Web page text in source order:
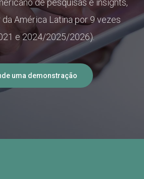
América Latina por 9 vezes
e 2024/2025/2026).
uma demonstração